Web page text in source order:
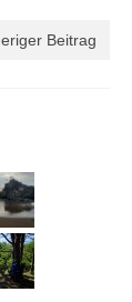
Beitrag